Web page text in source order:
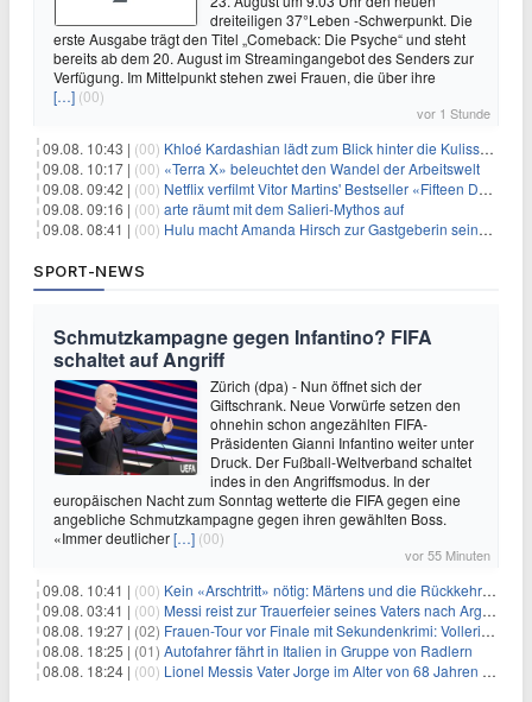
dreiteiligen 37°Leben -Schwerpunkt. Die
erste Ausgabe trägt den Titel „Comeback: Die Psyche“ und steht
bereits ab dem 20. August im Streamingangebot des Senders zur
Verfügung. Im Mittelpunkt stehen zwei Frauen, die über ihre
[…] (00)
vor 1 Stunde
09.08. 10:43 | (00) Khloé Kardashian lädt zum Blick hinter die Kulissen ihres Freundeskreises
09.08. 10:17 | (00) «Terra X» beleuchtet den Wandel der Arbeitswelt
09.08. 09:42 | (00) Netflix verfilmt Vitor Martins' Bestseller «Fifteen Days»
09.08. 09:16 | (00) arte räumt mit dem Salieri-Mythos auf
09.08. 08:41 | (00) Hulu macht Amanda Hirsch zur Gastgeberin seines Reality-Podcasts
SPORT-NEWS
Schmutzkampagne gegen Infantino? FIFA
schaltet auf Angriff
Zürich (dpa) - Nun öffnet sich der
Giftschrank. Neue Vorwürfe setzen den
ohnehin schon angezählten FIFA-
Präsidenten Gianni Infantino weiter unter
Druck. Der Fußball-Weltverband schaltet
indes in den Angriffsmodus. In der
europäischen Nacht zum Sonntag wetterte die FIFA gegen eine
angebliche Schmutzkampagne gegen ihren gewählten Boss.
«Immer deutlicher[…] (00)
vor 55 Minuten
09.08. 10:41 | (00) Kein «Arschtritt» nötig: Märtens und die Rückkehr nach Paris
09.08. 03:41 | (00) Messi reist zur Trauerfeier seines Vaters nach Argentinien
08.08. 19:27 | (02) Frauen-Tour vor Finale mit Sekundenkrimi: Vollering in Gelb
08.08. 18:25 | (01) Autofahrer fährt in Italien in Gruppe von Radlern
08.08. 18:24 | (00) Lionel Messis Vater Jorge im Alter von 68 Jahren gestorben